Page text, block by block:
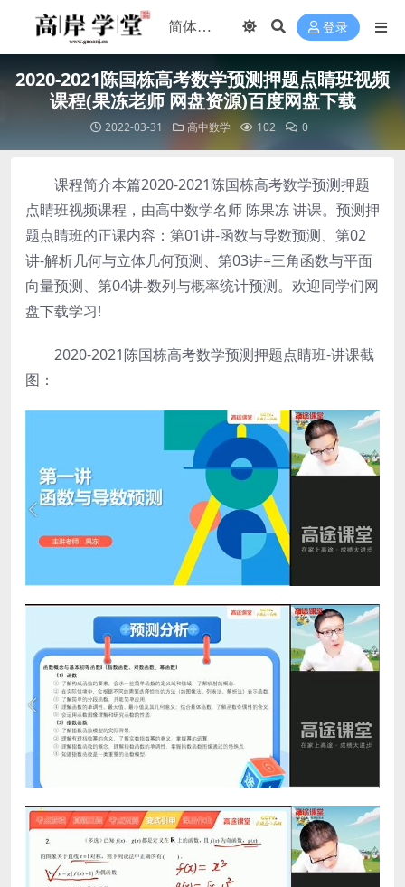
登录
2020-2021陈国栋高考数学预测押题点睛班视频
课程(果冻老师 网盘资源)百度网盘下载
2022-03-31 高中数学 102 0
课程简介本篇2020-2021陈国栋高考数学预测押题
点睛班视频课程，由高中数学名师 陈果冻 讲课。预测押
题点睛班的正课内容：第01讲-函数与导数预测、第02
讲-解析几何与立体几何预测、第03讲=三角函数与平面
向量预测、第04讲-数列与概率统计预测。欢迎同学们网
盘下载学习!
2020-2021陈国栋高考数学预测押题点睛班-讲课截
图：